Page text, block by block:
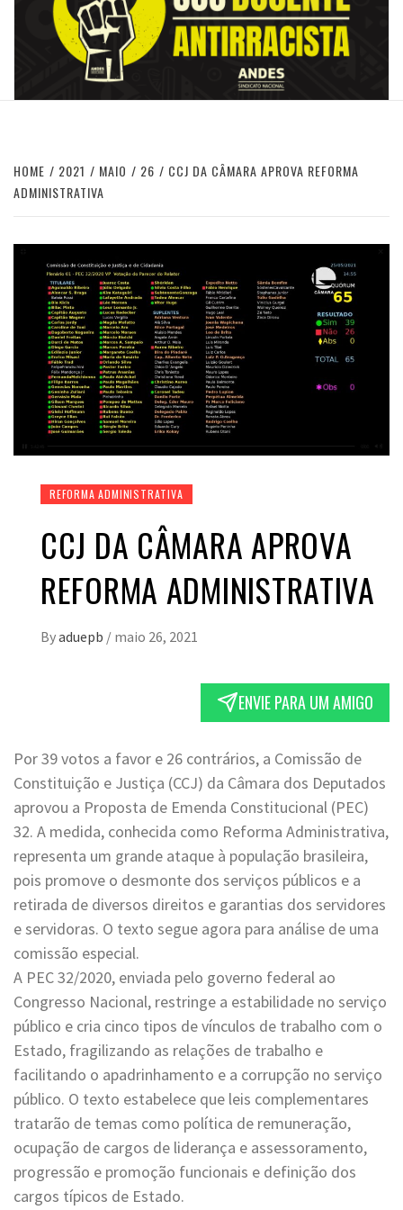
HOME 2021 MAIO 26
CCJ DA CÂMARA APROVA REFORMA
ADMINISTRATIVA
REFORMA ADMINISTRATIVA
CCJ DA CÂMARA APROVA
REFORMA ADMINISTRATIVA
Byaduepb / maio 26, 2021
ENVIE PARA UM AMIGO
Por 39 votos a favor e 26 contrários, a Comissão de
Constituição e Justiça (CCJ) da Câmara dos Deputados
aprovou a Proposta de Emenda Constitucional (PEC)
32. A medida, conhecida como Reforma Administrativa,
representa um grande ataque à população brasileira,
pois promove o desmonte dos serviços públicos e a
retirada de diversos direitos e garantias dos servidores
e servidoras. O texto segue agora para análise de uma
comissão especial.
A PEC 32/2020, enviada pelo governo federal ao
Congresso Nacional, restringe a estabilidade no serviço
público e cria cinco tipos de vínculos de trabalho com o
Estado, fragilizando as relações de trabalho e
facilitando o apadrinhamento e a corrupção no serviço
público. O texto estabelece que leis complementares
tratarão de temas como política de remuneração,
ocupação de cargos de liderança e assessoramento,
progressão e promoção funcionais e definição dos
cargos típicos de Estado.